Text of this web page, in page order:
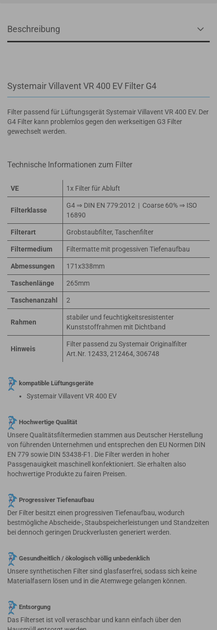
Beschreibung
Systemair Villavent VR 400 EV Filter G4
Filter passend für Lüftungsgerät Systemair Villavent VR 400 EV. Der
G4 Filter kann problemlos gegen den werkseitigen G3 Filter
gewechselt werden.
Technische Informationen zum Filter
VE 1x Filter für Abluft
Filterklasse
G4 ⇒ DIN EN 779:2012 | Coarse 60% ⇒ ISO
16890
Filterart Grobstaubfilter, Taschenfilter
Filtermedium Filtermatte mit progessiven Tiefenaufbau
Abmessungen 171x338mm
Taschenlänge 265mm
Taschenanzahl 2
Rahmen
stabiler und feuchtigkeitsresistenter
Kunststoffrahmen mit Dichtband
Hinweis
Filter passend zu Systemair Originalfilter
Art.Nr. 12433, 212464, 306748
kompatible Lüftungsgeräte
Systemair Villavent VR 400 EV
Hochwertige Qualität
Unsere Qualitätsfiltermedien stammen aus Deutscher Herstellung
von führenden Unternehmen und entsprechen den EU Normen DIN
EN 779 sowie DIN 53438-F1. Die Filter werden in hoher
Passgenauigkeit maschinell konfektioniert. Sie erhalten also
hochwertige Produkte zu fairen Preisen.
Progressiver Tiefenaufbau
Der Filter besitzt einen progressiven Tiefenaufbau, wodurch
bestmögliche Abscheide-, Staubspeicherleistungen und Standzeiten
bei dennoch geringen Druckverlusten generiert werden.
Gesundheitlich / ökologisch völlig unbedenklich
Unsere synthetischen Filter sind glasfaserfrei, sodass sich keine
Materialfasern lösen und in die Atemwege gelangen können.
Entsorgung
Das Filterset ist voll veraschbar und kann einfach über den